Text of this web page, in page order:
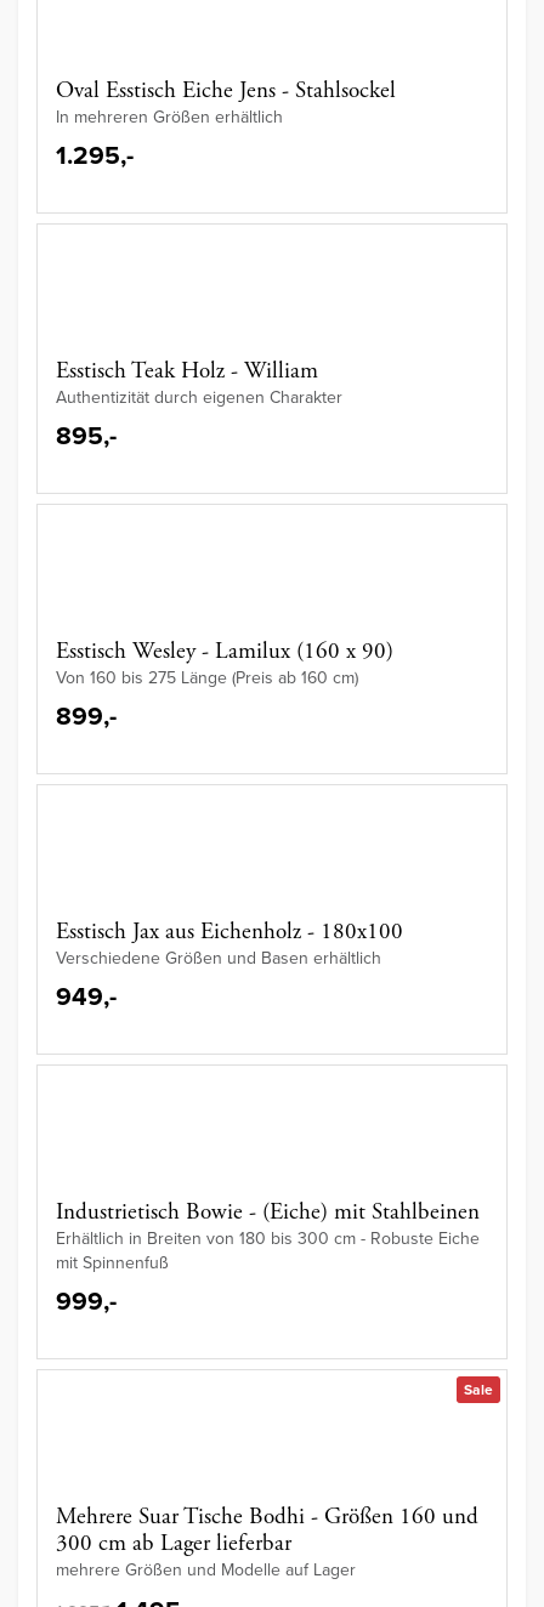
Oval Esstisch Eiche Jens - Stahlsockel
In mehreren Größen erhältlich
1.295,-
Esstisch Teak Holz - William
Authentizität durch eigenen Charakter
895,-
Esstisch Wesley - Lamilux (160 x 90)
Von 160 bis 275 Länge (Preis ab 160 cm)
899,-
Esstisch Jax aus Eichenholz - 180x100
Verschiedene Größen und Basen erhältlich
949,-
Industrietisch Bowie - (Eiche) mit Stahlbeinen
Erhältlich in Breiten von 180 bis 300 cm - Robuste Eiche
mit Spinnenfuß
999,-
Sale
Mehrere Suar Tische Bodhi - Größen 160 und
300 cm ab Lager lieferbar
mehrere Größen und Modelle auf Lager